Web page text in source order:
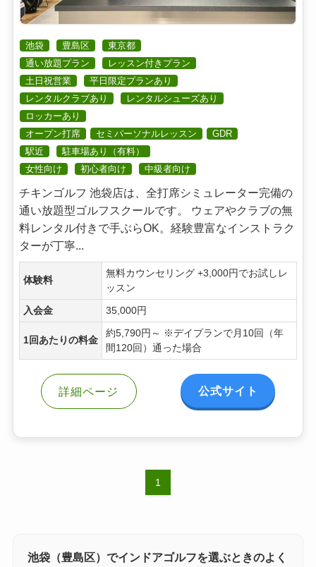
池袋 豊島区
東京都
通い放題プラン
レッスン付きプラン
土日祝営業
平日限定プランあり
レンタルクラブあり
レンタルシューズあり
ロッカーあり
オープン打席
セミパーソナルレッスン
GDR
駅近
駐車場あり（有料）
女性向け
初心者向け 中級者向け
チキンゴルフ 池袋店は、全打席シミュレーター完備の
通い放題型ゴルフスクールです。 ウェアやクラブの無
料レンタル付きで手ぶらOK。経験豊富なインストラク
ターが丁寧...
体験料
無料カウンセリング +3,000円でお試しレ
ッスン
入会金 35,000円
1回あたりの料金
約5,790円～ ※デイプランで月10回（年
間120回）通った場合
詳細ページ 公式サイト
1
池袋（豊島区）でインドアゴルフを選ぶときのよく